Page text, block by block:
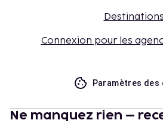
Destinations
Connexion pour les
Paramètres des
Ne manquez rien –